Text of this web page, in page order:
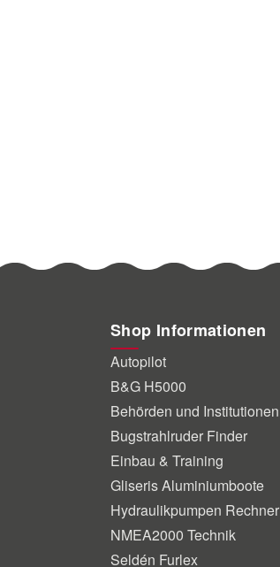
Shop Informationen
Autopilot
B&G H5000
Behörden und Institutionen
Bugstrahlruder Finder
Einbau & Training
Gliseris Aluminiumboote
Hydraulikpumpen Rechner
NMEA2000 Technik
Seldén Furlex